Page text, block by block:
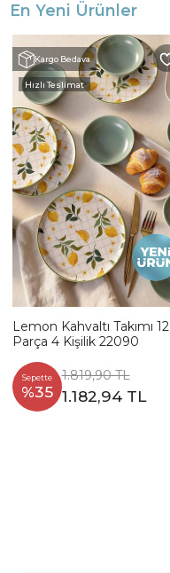
En Yeni Ürünler
Kargo Bedava
Hızlı Teslimat
Lemon Kahvaltı Takımı 12
Parça 4 Kişilik 22090
Sepette
%35
1.819,90 TL
1.182,94 TL